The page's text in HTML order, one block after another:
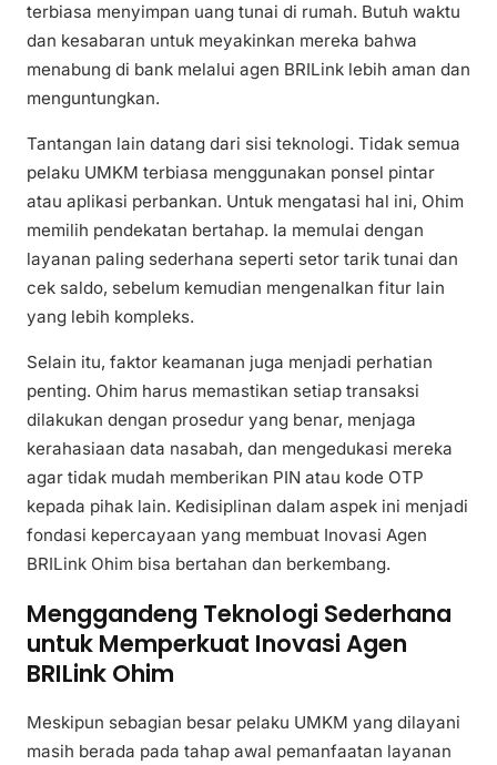
terbiasa menyimpan uang tunai di rumah. Butuh waktu
dan kesabaran untuk meyakinkan mereka bahwa
menabung di bank melalui agen BRILink lebih aman dan
menguntungkan.
Tantangan lain datang dari sisi teknologi. Tidak semua
pelaku UMKM terbiasa menggunakan ponsel pintar
atau aplikasi perbankan. Untuk mengatasi hal ini, Ohim
memilih pendekatan bertahap. Ia memulai dengan
layanan paling sederhana seperti setor tarik tunai dan
cek saldo, sebelum kemudian mengenalkan fitur lain
yang lebih kompleks.
Selain itu, faktor keamanan juga menjadi perhatian
penting. Ohim harus memastikan setiap transaksi
dilakukan dengan prosedur yang benar, menjaga
kerahasiaan data nasabah, dan mengedukasi mereka
agar tidak mudah memberikan PIN atau kode OTP
kepada pihak lain. Kedisiplinan dalam aspek ini menjadi
fondasi kepercayaan yang membuat Inovasi Agen
BRILink Ohim bisa bertahan dan berkembang.
Menggandeng Teknologi Sederhana
untuk Memperkuat Inovasi Agen
BRILink Ohim
Meskipun sebagian besar pelaku UMKM yang dilayani
masih berada pada tahap awal pemanfaatan layanan